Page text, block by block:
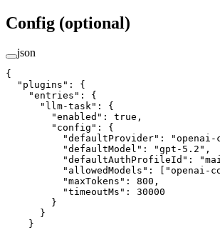
Config (optional)
json
{
  "plugins"
: {
    "entries"
: {
      "llm-task"
: {
        "enabled"
: true ,
        "config"
: {
          "defaultProvider"
: "openai-
          "defaultModel"
: "gpt-5.2" ,
          "defaultAuthProfileId"
:
          "allowedModels"
: [ "openai-
          "maxTokens"
: 800 ,
          "timeoutMs"
: 30000
        }
      }
    }